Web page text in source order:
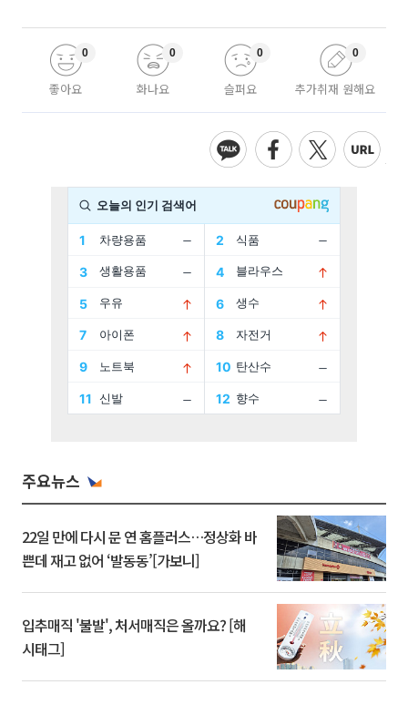
좋아요
0
화나요
0
슬퍼요
0
추가취재 원해요
0
주요뉴스
22일 만에 다시 문 연 홈플러스…정상화 바
쁜데 재고 없어 ‘발동동’[가보니]
입추매직 '불발', 처서매직은 올까요? [해
시태그]